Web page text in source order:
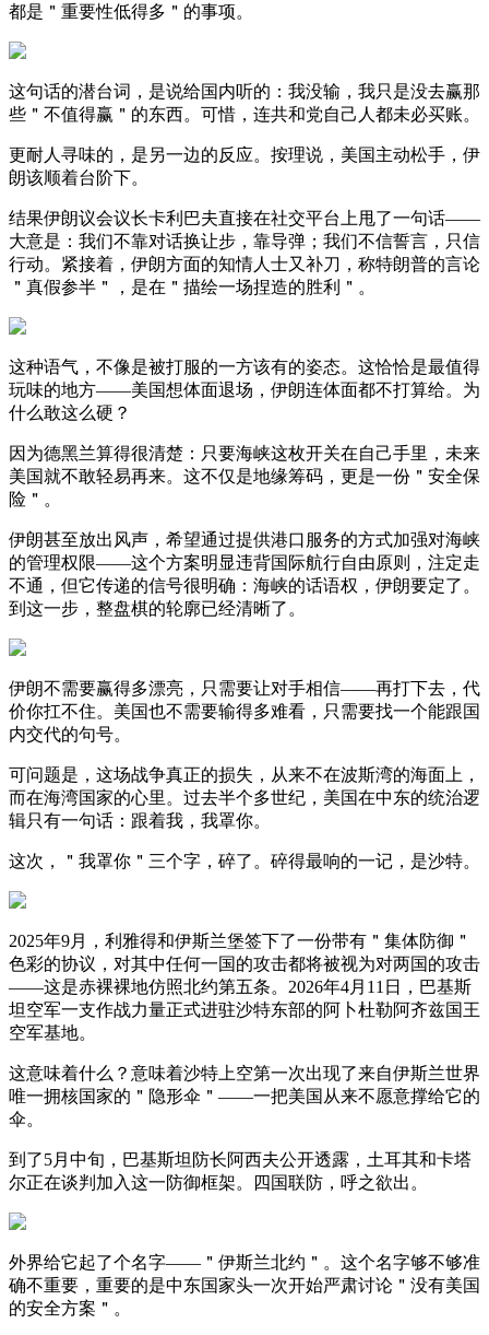
都是＂重要性低得多＂的事项。
这句话的潜台词，是说给国内听的：我没输，我只是没去赢那
些＂不值得赢＂的东西。可惜，连共和党自己人都未必买账。
更耐人寻味的，是另一边的反应。按理说，美国主动松手，伊
朗该顺着台阶下。
结果伊朗议会议长卡利巴夫直接在社交平台上甩了一句话——
大意是：我们不靠对话换让步，靠导弹；我们不信誓言，只信
行动。紧接着，伊朗方面的知情人士又补刀，称特朗普的言论
＂真假参半＂，是在＂描绘一场捏造的胜利＂。
这种语气，不像是被打服的一方该有的姿态。这恰恰是最值得
玩味的地方——美国想体面退场，伊朗连体面都不打算给。为
什么敢这么硬？
因为德黑兰算得很清楚：只要海峡这枚开关在自己手里，未来
美国就不敢轻易再来。这不仅是地缘筹码，更是一份＂安全保
险＂。
伊朗甚至放出风声，希望通过提供港口服务的方式加强对海峡
的管理权限——这个方案明显违背国际航行自由原则，注定走
不通，但它传递的信号很明确：海峡的话语权，伊朗要定了。
到这一步，整盘棋的轮廓已经清晰了。
伊朗不需要赢得多漂亮，只需要让对手相信——再打下去，代
价你扛不住。美国也不需要输得多难看，只需要找一个能跟国
内交代的句号。
可问题是，这场战争真正的损失，从来不在波斯湾的海面上，
而在海湾国家的心里。过去半个多世纪，美国在中东的统治逻
辑只有一句话：跟着我，我罩你。
这次，＂我罩你＂三个字，碎了。碎得最响的一记，是沙特。
2025年9月，利雅得和伊斯兰堡签下了一份带有＂集体防御＂
色彩的协议，对其中任何一国的攻击都将被视为对两国的攻击
——这是赤裸裸地仿照北约第五条。2026年4月11日，巴基斯
坦空军一支作战力量正式进驻沙特东部的阿卜杜勒阿齐兹国王
空军基地。
这意味着什么？意味着沙特上空第一次出现了来自伊斯兰世界
唯一拥核国家的＂隐形伞＂——一把美国从来不愿意撑给它的
伞。
到了5月中旬，巴基斯坦防长阿西夫公开透露，土耳其和卡塔
尔正在谈判加入这一防御框架。四国联防，呼之欲出。
外界给它起了个名字——＂伊斯兰北约＂。这个名字够不够准
确不重要，重要的是中东国家头一次开始严肃讨论＂没有美国
的安全方案＂。